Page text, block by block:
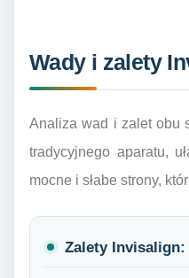
Wady i zalety
Analiza wad i zalet obu
tradycyjnego aparatu,
mocne i słabe strony,
Zalety Invisalign: